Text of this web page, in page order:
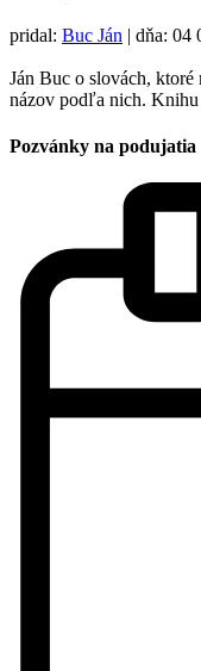
pridal: Buc Ján | dňa: 04
Ján Buc o slovách,
názov podľa nich. Knihu
Pozvánky na podujatia